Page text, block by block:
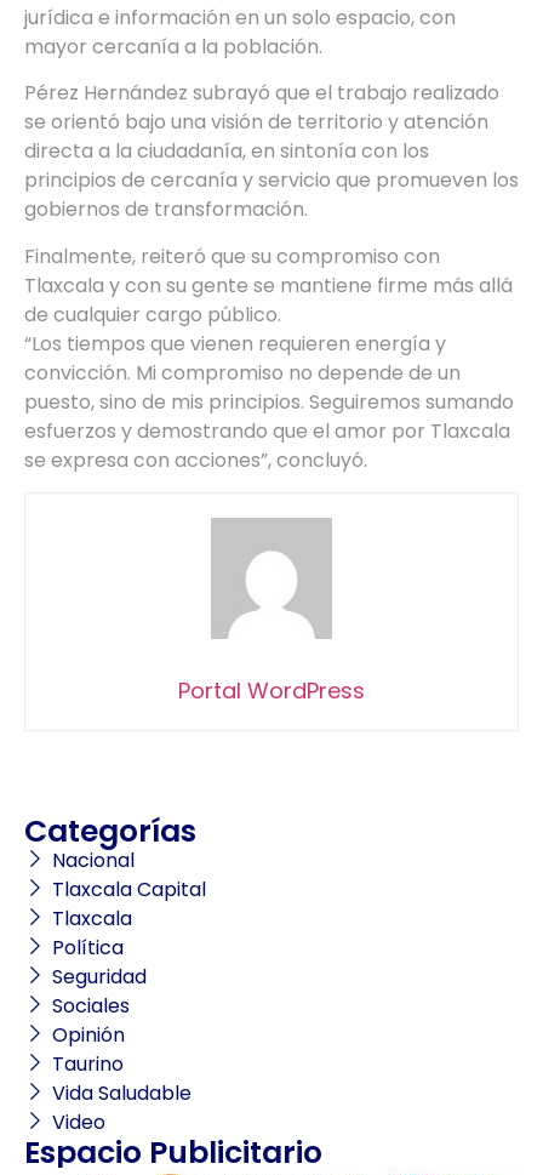
jurídica e información en un solo espacio, con
mayor cercanía a la población.
Pérez Hernández subrayó que el trabajo realizado
se orientó bajo una visión de territorio y atención
directa a la ciudadanía, en sintonía con los
principios de cercanía y servicio que promueven los
gobiernos de transformación.
Finalmente, reiteró que su compromiso con
Tlaxcala y con su gente se mantiene firme más allá
de cualquier cargo público.
“Los tiempos que vienen requieren energía y
convicción. Mi compromiso no depende de un
puesto, sino de mis principios. Seguiremos sumando
esfuerzos y demostrando que el amor por Tlaxcala
se expresa con acciones”, concluyó.
Portal WordPress
Categorías
Nacional
Tlaxcala Capital
Tlaxcala
Política
Seguridad
Sociales
Opinión
Taurino
Vida Saludable
Video
Espacio Publicitario